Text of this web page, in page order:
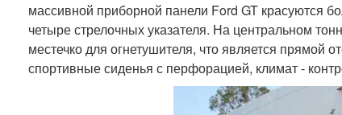
массивной приборной панели Ford GT красуются
четыре стрелочных указателя. На центральном
местечко для огнетушителя, что является прямой
спортивные сиденья с перфорацией, климат -